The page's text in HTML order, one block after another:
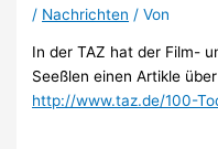
/ Nachrichten / Von
In der TAZ hat der Film-
Seeßlen einen Artikle
http://www.taz.de/100-